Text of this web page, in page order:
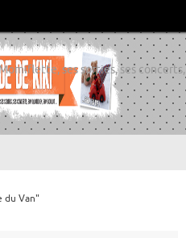
ses sorties, ses concerts,
du Van"